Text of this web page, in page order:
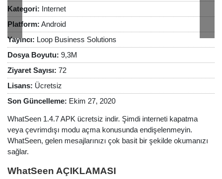
Kategori: Internet
Platform: Android
Yayıncı: Loop Business Solutions
Dosya Boyutu: 9,3M
Ziyaret Sayısı: 72
Lisans: Ücretsiz
Son Güncelleme: Ekim 27, 2020
WhatSeen 1.4.7 APK ücretsiz indir. Şimdi interneti kapatma
veya çevrimdışı modu açma konusunda endişelenmeyin.
WhatSeen, gelen mesajlarınızı çok basit bir şekilde okumanızı
sağlar.
WhatSeen AÇIKLAMASI